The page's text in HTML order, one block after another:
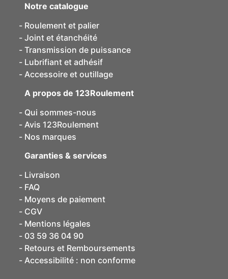
Notre catalogue
Roulement et palier
Joint et étanchéité
Transmission de puissance
Lubrifiant et adhésif
Accessoire et outillage
A propos de 123Roulement
Qui sommes-nous
Avis 123Roulement
Nos marques
Garanties & services
Livraison
FAQ
Moyens de paiement
CGV
Mentions légales
03 59 36 04 90
Retours et Remboursements
Accessibilité : non conforme